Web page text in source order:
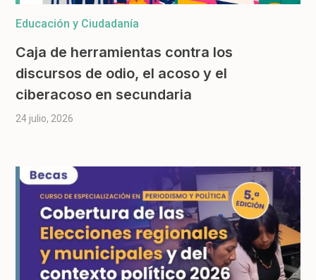
Educación y Ciudadanía
Caja de herramientas contra los
discursos de odio, el acoso y el
ciberacoso en secundaria
24 julio, 2026